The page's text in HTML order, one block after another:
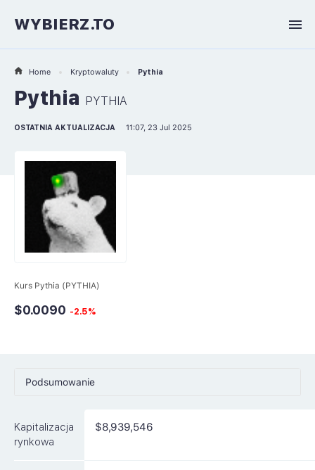
WYBIERZ.TO
Home Kryptowaluty Pythia
Pythia PYTHIA
OSTATNIA AKTUALIZACJA 11:07, 23 Jul 2025
Kurs Pythia (PYTHIA)
$0.0090 -2.5%
Podsumowanie
Rynki
Kapitalizacja
rynkowa
$8,939,546